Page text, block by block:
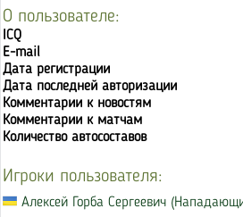
О пользователе:
ICQ
E-mail
Дата регистрации
Дата последней авторизации
Комментарии к новостям
Комментарии к матчам
Количество автосоставов
Игроки пользователя:
Алексей Горба Сергеевич